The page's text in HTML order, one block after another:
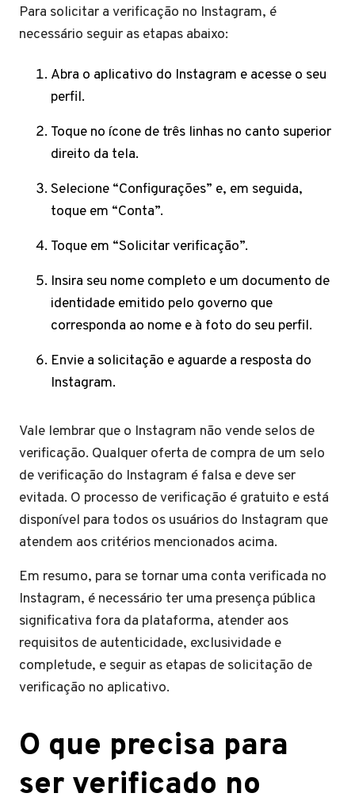
Para solicitar a verificação no Instagram, é
necessário seguir as etapas abaixo:
Abra o aplicativo do Instagram e acesse o seu
perfil.
Toque no ícone de três linhas no canto superior
direito da tela.
Selecione “Configurações” e, em seguida,
toque em “Conta”.
Toque em “Solicitar verificação”.
Insira seu nome completo e um documento de
identidade emitido pelo governo que
corresponda ao nome e à foto do seu perfil.
Envie a solicitação e aguarde a resposta do
Instagram.
Vale lembrar que o Instagram não vende selos de
verificação. Qualquer oferta de compra de um selo
de verificação do Instagram é falsa e deve ser
evitada. O processo de verificação é gratuito e está
disponível para todos os usuários do Instagram que
atendem aos critérios mencionados acima.
Em resumo, para se tornar uma conta verificada no
Instagram, é necessário ter uma presença pública
significativa fora da plataforma, atender aos
requisitos de autenticidade, exclusividade e
completude, e seguir as etapas de solicitação de
verificação no aplicativo.
O que precisa para
ser verificado no